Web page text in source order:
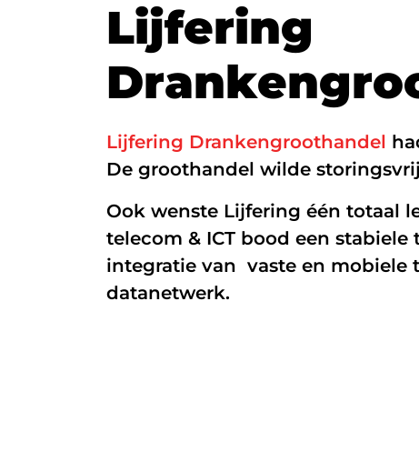
Glasvezel
Zakelijk internet
Interne datanetwerken
Lijfering
Drankengro
Lijfering Drankengroothandel
De groothandel wilde
Ook wenste Lijfering één totaal
telecom & ICT bood een
integratie van vaste en mobiele
datanetwerk.